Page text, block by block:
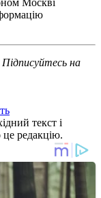
на
текст і
редакцію.